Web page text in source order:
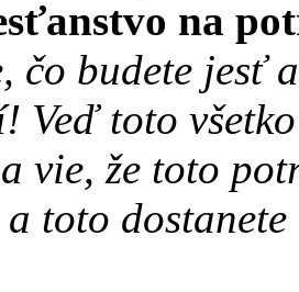
na
čo budete jesť
Veď toto
vie, že toto
toto dostanete